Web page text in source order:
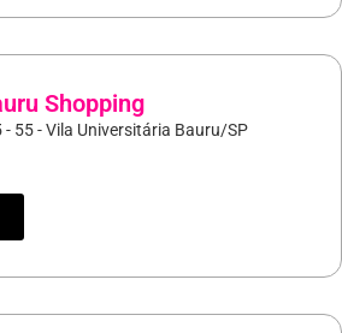
Shopping
- 55 - Vila Universitária Bauru/SP